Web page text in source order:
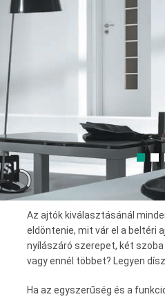
Az ajtók kiválasztásánál
eldöntenie, mit vár el a beltéri
nyílászáró szerepet, két
vagy ennél többet? Legyen
Ha az egyszerűség és a